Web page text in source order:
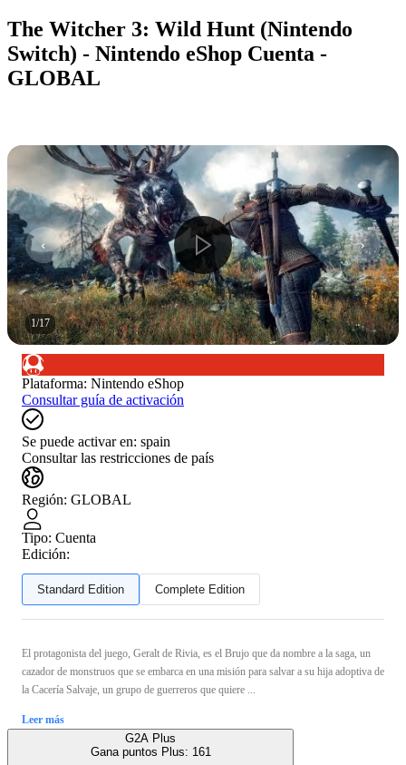
The Witcher 3: Wild Hunt (Nintendo
Switch) - Nintendo eShop Cuenta -
GLOBAL
1/17
Plataforma: Nintendo eShop
Consultar guía de activación
Se puede activar en: spain
Consultar las restricciones de país
Región: GLOBAL
Tipo: Cuenta
Edición:
Standard Edition Complete Edition
El protagonista del juego, Geralt de Rivia, es el Brujo que da nombre a la saga, un
cazador de monstruos que se embarca en una misión para salvar a su hija adoptiva de
la Cacería Salvaje, un grupo de guerreros que quiere ...
Leer más
G2A Plus
Gana puntos Plus: 161